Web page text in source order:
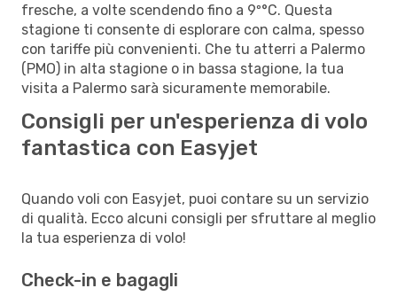
fresche, a volte scendendo fino a 9º°C. Questa
stagione ti consente di esplorare con calma, spesso
con tariffe più convenienti. Che tu atterri a Palermo
(PMO) in alta stagione o in bassa stagione, la tua
visita a Palermo sarà sicuramente memorabile.
Consigli per un'esperienza di volo
fantastica con Easyjet
Quando voli con Easyjet, puoi contare su un servizio
di qualità. Ecco alcuni consigli per sfruttare al meglio
la tua esperienza di volo!
Check-in e bagagli